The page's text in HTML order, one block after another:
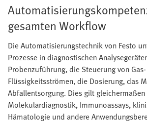
gesamten Workflow
Die Automatisierungstechnik von Festo
Prozesse in diagnostischen
Probenzuführung, die Steuerung von
Flüssigkeitsströmen, die Dosierung, das
Abfallentsorgung. Dies gilt
Molekulardiagnostik, Immunoassays,
Hämatologie und andere